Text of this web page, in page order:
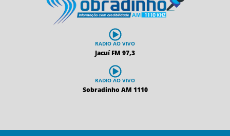
RADIO AO VIVO
Jacuí FM 97,3
RADIO AO VIVO
Sobradinho AM 1110